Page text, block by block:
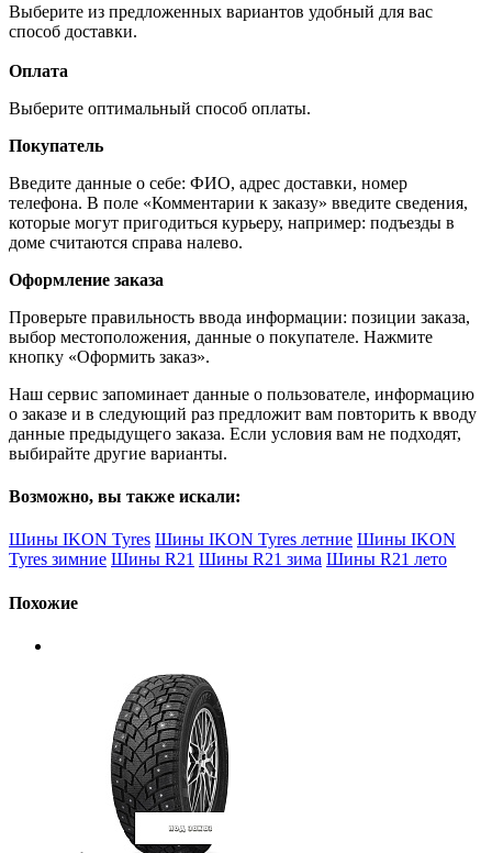
Выберите из предложенных вариантов удобный для вас
способ доставки.
Оплата
Выберите оптимальный способ оплаты.
Покупатель
Введите данные о себе: ФИО, адрес доставки, номер
телефона. В поле «Комментарии к заказу» введите сведения,
которые могут пригодиться курьеру, например: подъезды в
доме считаются справа налево.
Оформление заказа
Проверьте правильность ввода информации: позиции заказа,
выбор местоположения, данные о покупателе. Нажмите
кнопку «Оформить заказ».
Наш сервис запоминает данные о пользователе, информацию
о заказе и в следующий раз предложит вам повторить к вводу
данные предыдущего заказа. Если условия вам не подходят,
выбирайте другие варианты.
Возможно, вы также искали:
Шины IKON Tyres Шины IKON Tyres летние Шины IKON
Tyres зимние Шины R21 Шины R21 зима Шины R21 лето
Похожие